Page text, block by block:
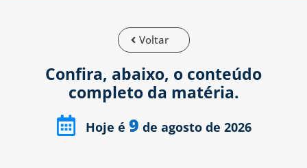
Voltar
Confira, abaixo, o conteúdo
completo da matéria.
Hoje é 9 de agosto de 2026